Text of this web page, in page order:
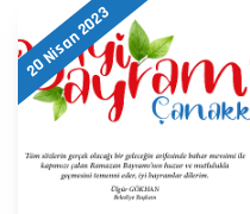
20 Nisan 2023